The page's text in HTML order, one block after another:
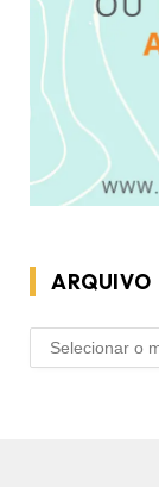
ARQUIVO
ARQUIVO